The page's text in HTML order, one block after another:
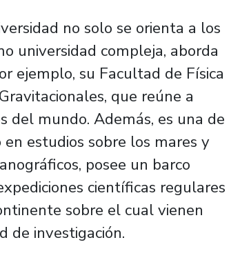
no solo se orienta a los
universidad compleja, aborda
ejemplo, su Facultad de Física
que reúne a
del mundo. Además, es una de
estudios sobre los mares y
posee un barco
científicas regulares
sobre el cual vienen
de investigación.